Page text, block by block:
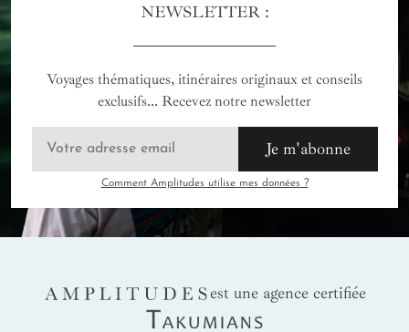
NEWSLETTER :
Voyages thématiques, itinéraires originaux et conseils
exclusifs... Recevez notre newsletter
Je m'abonne
Comment Amplitudes utilise mes données ?
AMPLITUDES
est une agence certifiée
Takumians